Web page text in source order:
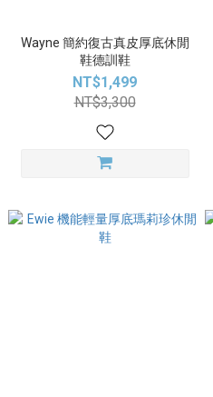
Wayne 簡約復古真皮厚底休閒
鞋德訓鞋
NT$1,499
NT$3,300